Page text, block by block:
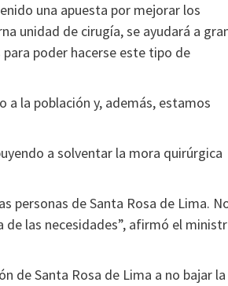
una apuesta por mejorar los
unidad de cirugía, se ayudará a
poder hacerse este tipo de
a la población y, además, estamos
a solventar la mora quirúrgica
personas de Santa Rosa de Lima.
de las necesidades”, afirmó el
de Santa Rosa de Lima a no bajar la